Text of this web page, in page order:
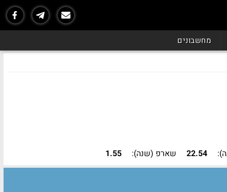
מחשבונים
22.54 שארפ (שנה): 1.55
נכון ל - 07/26